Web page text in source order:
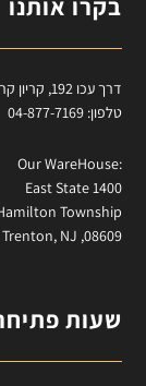
בקרו אותנו
דרך עכו 192, קריון קריית ביאליק
טלפון: 04-877-7169
:Our WareHouse
East State 1400
Township
Trenton, NJ ,08609
שעות